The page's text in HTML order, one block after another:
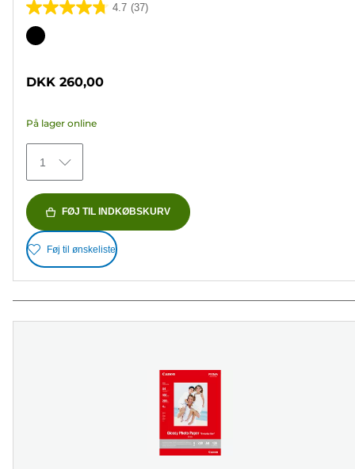
4.7 (37)
4.7
ud
stjerner.
anmeldelser
Farvepatron
DKK 260,00
På lager online
1
FØJ TIL INDKØBSKURV
Føj til ønskeliste